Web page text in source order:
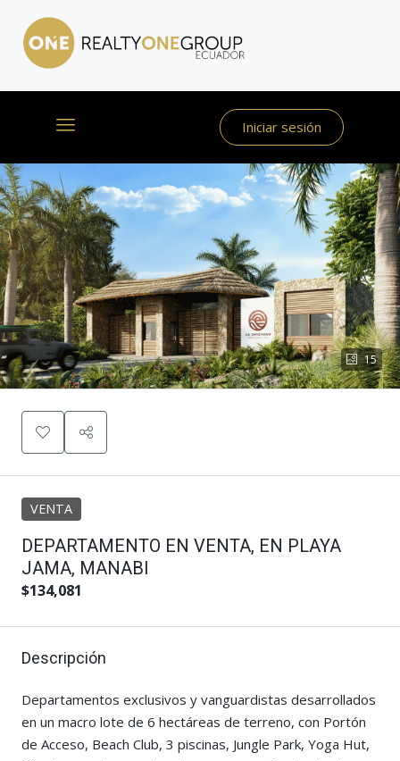
Iniciar sesión
15
VENTA
DEPARTAMENTO EN VENTA, EN PLAYA
JAMA, MANABI
$134,081
Descripción
Departamentos exclusivos y vanguardistas desarrollados
en un macro lote de 6 hectáreas de terreno, con Portón
de Acceso, Beach Club, 3 piscinas, Jungle Park, Yoga Hut,